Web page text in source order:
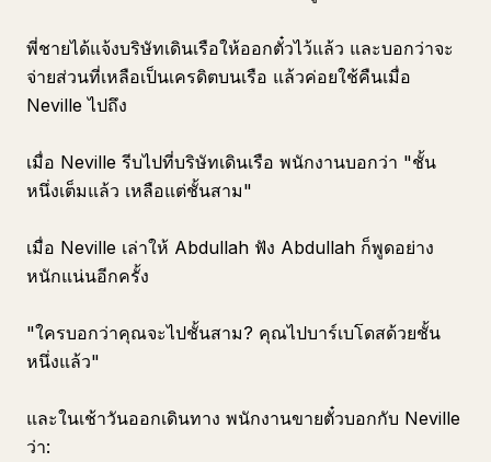
พี่ชายได้แจ้งบริษัทเดินเรือให้ออกตั๋วไว้แล้ว และบอกว่าจะ
จ่ายส่วนที่เหลือเป็นเครดิตบนเรือ แล้วค่อยใช้คืนเมื่อ
Neville ไปถึง
เมื่อ Neville รีบไปที่บริษัทเดินเรือ พนักงานบอกว่า "ชั้น
หนึ่งเต็มแล้ว เหลือแต่ชั้นสาม"
เมื่อ Neville เล่าให้ Abdullah ฟัง Abdullah ก็พูดอย่าง
หนักแน่นอีกครั้ง
"ใครบอกว่าคุณจะไปชั้นสาม? คุณไปบาร์เบโดสด้วยชั้น
หนึ่งแล้ว"
และในเช้าวันออกเดินทาง พนักงานขายตั๋วบอกกับ Neville
ว่า: